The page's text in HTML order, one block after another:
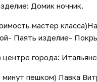
Домик ночник.
мастер
Паять изделие-
города:
пешком) Лавка